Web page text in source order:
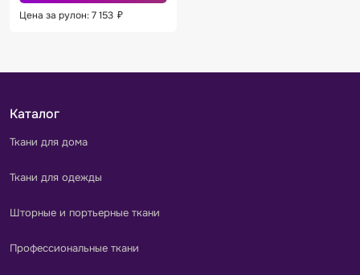
Цена за рулон: 7 153 ₽
Каталог
Ткани для дома
Ткани для одежды
Шторные и портьерные ткани
Профессиональные ткани